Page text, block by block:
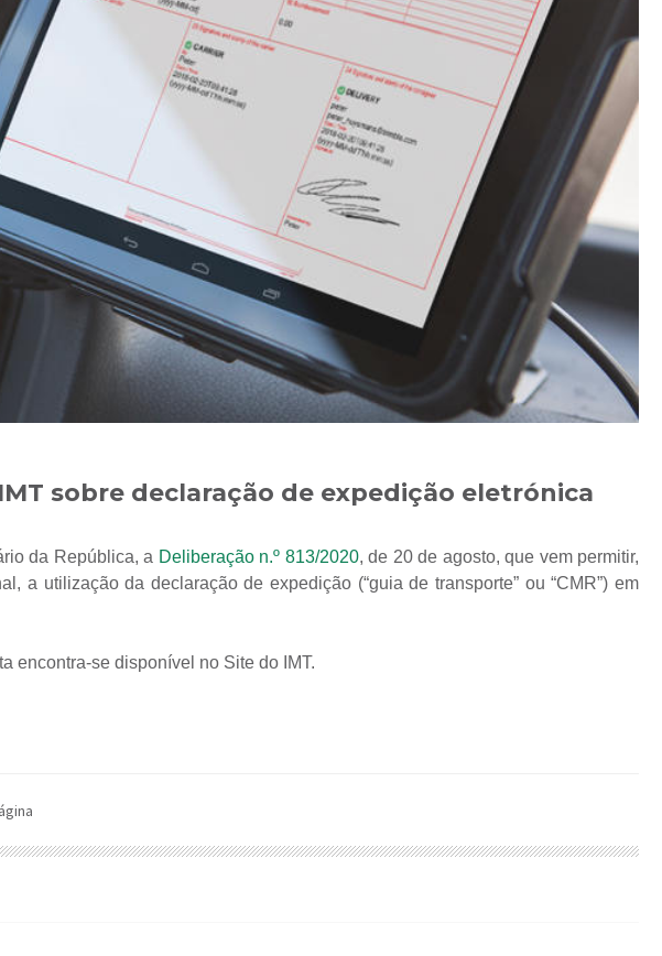
sobre declaração de expedição eletrónica
da República, a Deliberação n.º 813/2020, de 20 de agosto, que vem permitir,
a utilização da declaração de expedição (“guia de transporte” ou “CMR”) em
encontra-se disponível no Site do IMT.